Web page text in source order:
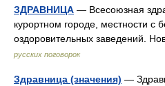
ЗДРАВНИЦА — Всесоюзная
курортном городе, местности с
оздоровительных заведений.
русских поговорок
Здравница (значения) —